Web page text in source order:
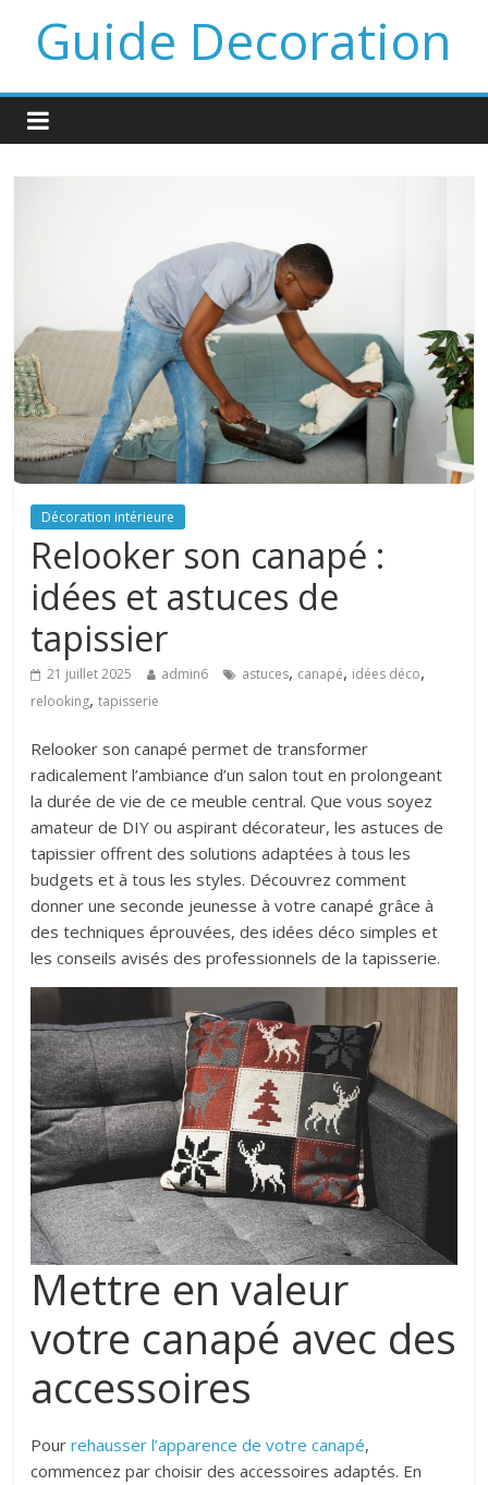
Guide Decoration
Décoration intérieure
Relooker son canapé :
idées et astuces de
tapissier
21 juillet 2025 admin6 astuces, canapé, idées déco,
relooking,tapisserie
Relooker son canapé permet de transformer
radicalement l’ambiance d’un salon tout en prolongeant
la durée de vie de ce meuble central. Que vous soyez
amateur de DIY ou aspirant décorateur, les astuces de
tapissier offrent des solutions adaptées à tous les
budgets et à tous les styles. Découvrez comment
donner une seconde jeunesse à votre canapé grâce à
des techniques éprouvées, des idées déco simples et
les conseils avisés des professionnels de la tapisserie.
Mettre en valeur
votre canapé avec des
accessoires
Pourrehausser l’apparence de votre canapé,
commencez par choisir des accessoires adaptés. En